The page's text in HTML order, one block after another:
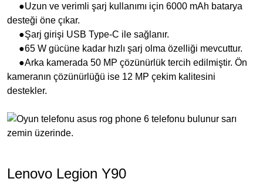
●Uzun ve verimli şarj kullanımı için 6000 mAh batarya
desteği öne çıkar.
●Şarj girişi USB Type-C ile sağlanır.
●65 W gücüne kadar hızlı şarj olma özelliği mevcuttur.
●Arka kamerada 50 MP çözünürlük tercih edilmiştir. Ön
kameranın çözünürlüğü ise 12 MP çekim kalitesini
destekler.
Lenovo Legion Y90